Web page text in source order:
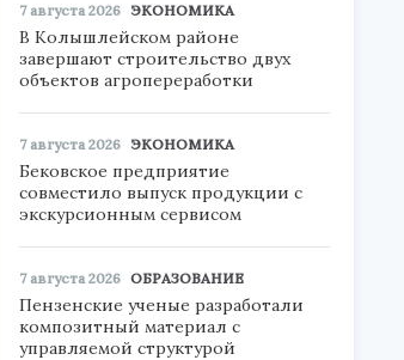
7 августа 2026 ЭКОНОМИКА
В Колышлейском районе
завершают строительство двух
объектов агропереработки
7 августа 2026 ЭКОНОМИКА
Бековское предприятие
совместило выпуск продукции с
экскурсионным сервисом
7 августа 2026 ОБРАЗОВАНИЕ
Пензенские ученые разработали
композитный материал с
управляемой структурой